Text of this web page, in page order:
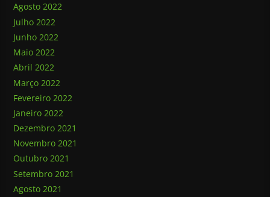
Agosto 2022
Julho 2022
Junho 2022
Maio 2022
Abril 2022
Março 2022
Fevereiro 2022
Janeiro 2022
Dezembro 2021
Novembro 2021
Outubro 2021
Setembro 2021
Agosto 2021